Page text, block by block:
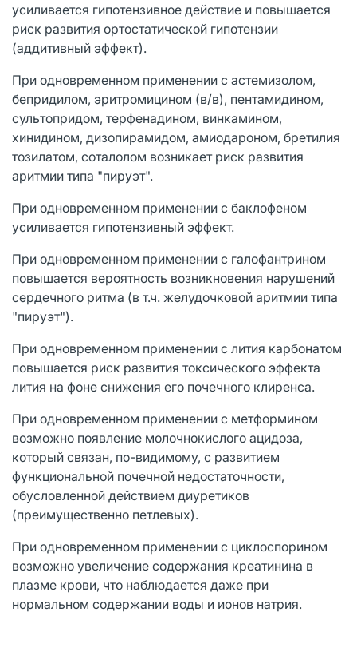
усиливается гипотензивное действие и повышается
риск развития ортостатической гипотензии
(аддитивный эффект).
При одновременном применении с астемизолом,
бепридилом, эритромицином (в/в), пентамидином,
сультопридом, терфенадином, винкамином,
хинидином, дизопирамидом, амиодароном, бретилия
тозилатом, соталолом возникает риск развития
аритмии типа "пируэт".
При одновременном применении с баклофеном
усиливается гипотензивный эффект.
При одновременном применении с галофантрином
повышается вероятность возникновения нарушений
сердечного ритма (в т.ч. желудочковой аритмии типа
"пируэт").
При одновременном применении с лития карбонатом
повышается риск развития токсического эффекта
лития на фоне снижения его почечного клиренса.
При одновременном применении с метформином
возможно появление молочнокислого ацидоза,
который связан, по-видимому, с развитием
функциональной почечной недостаточности,
обусловленной действием диуретиков
(преимущественно петлевых).
При одновременном применении с циклоспорином
возможно увеличение содержания креатинина в
плазме крови, что наблюдается даже при
нормальном содержании воды и ионов натрия.